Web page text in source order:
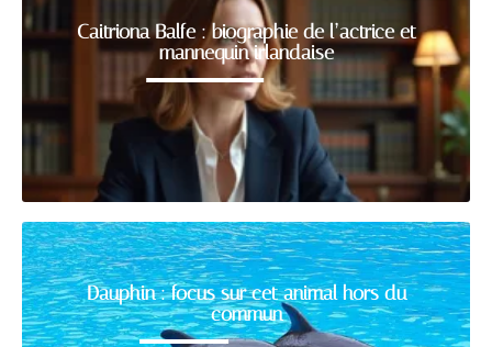
Caitriona Balfe : biographie de l’actrice et
mannequin irlandaise
Dauphin : focus sur cet animal hors du
commun